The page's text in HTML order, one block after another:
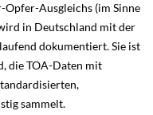
Opfer-Ausgleichs (im Sinne
in Deutschland mit der
dokumentiert. Sie ist
die TOA-Daten mit
sammelt.